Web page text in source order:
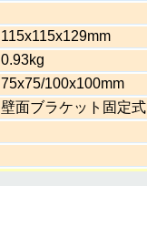
115x115x129mm
0.93kg
75x75/100x100mm
壁面ブラケット固定式